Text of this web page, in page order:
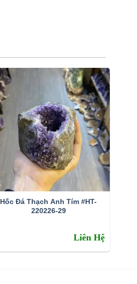
Hốc Đá Thạch Anh Tím #HT-
220226-29
Liên Hệ